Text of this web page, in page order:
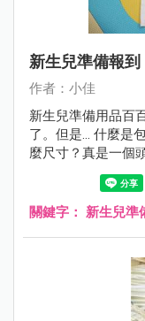
新生兒準備報
作者：小佳
新生兒準備用品百
了。但是... 什麼是
麼尺寸？真是一個
關鍵字： 新生兒準